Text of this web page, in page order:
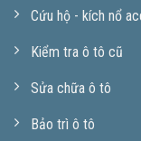
Cứu hộ - kích nổ
Kiểm tra ô tô cũ
Sửa chữa ô tô
Bảo trì ô tô